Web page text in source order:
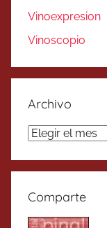
Vinoexpresion
Vinoscopio
Archivo
Archivo
Comparte